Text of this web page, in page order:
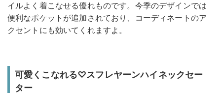
イルよく着こなせる優れものです。今季のデザインでは
便利なポケットが追加されており、コーディネートのア
クセントにも効いてくれますよ。
可愛くこなれる♡スフレヤーンハイネックセー
ター